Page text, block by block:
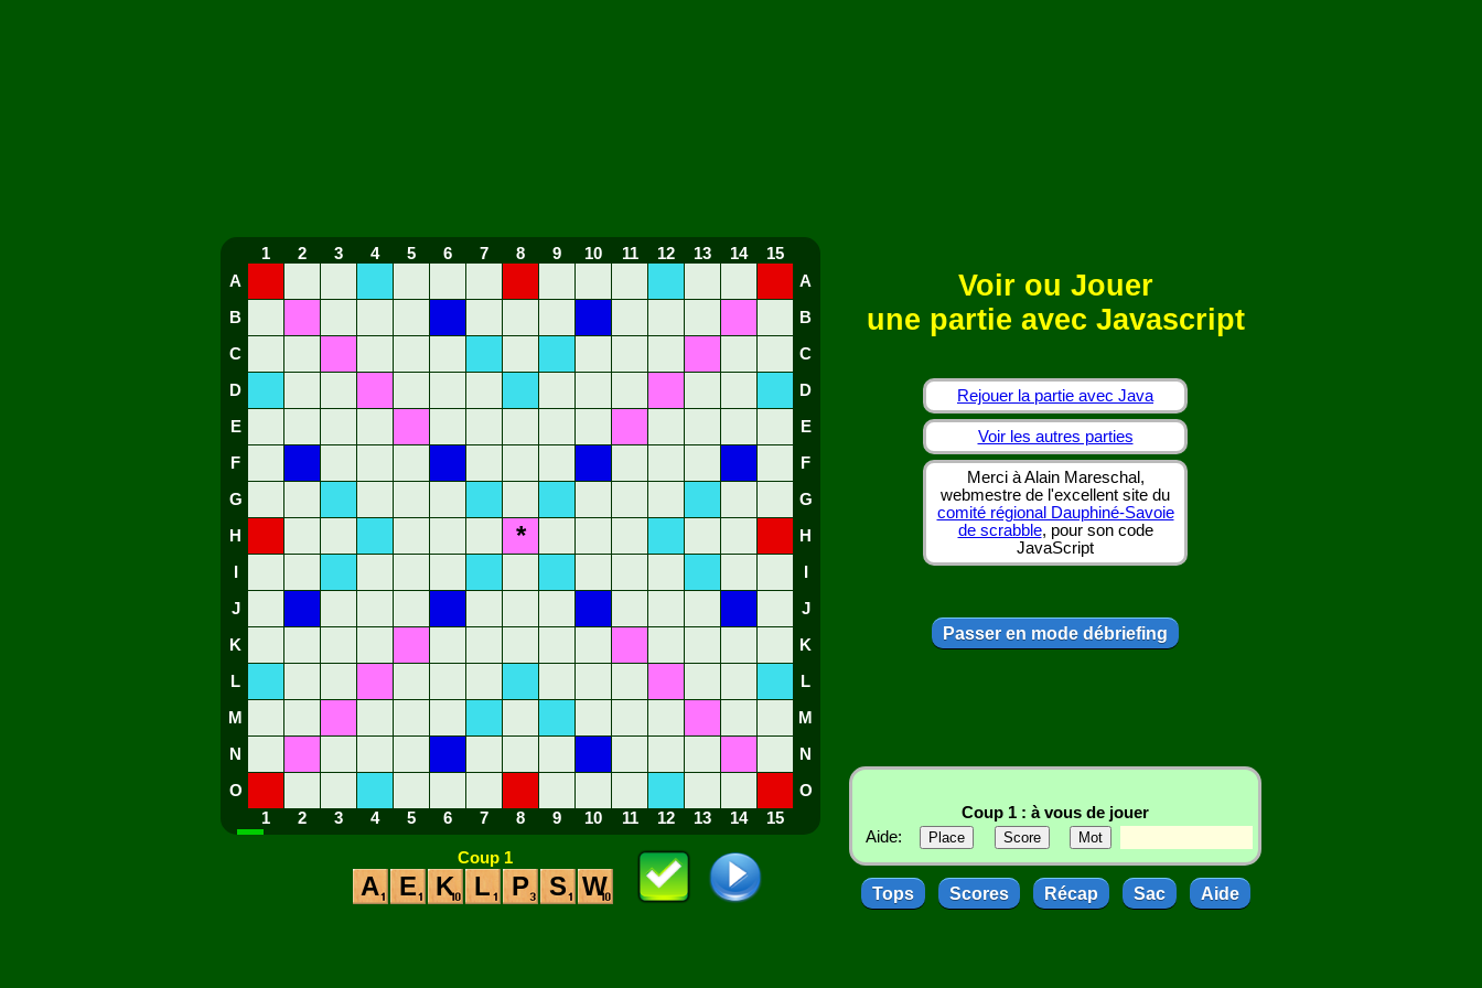
1 2 3 4 5 6 7 8 9 10 11 12 13 14
15
A
A
B B
C C
D D
E E
F F
G G
H * H
J J
K K
L L
M M
N N
O
O
1
2 3 4 5 6 7 8 9 10 11 12 13 14 15
Coup 1
A E K L P S W
Voir ou Jouer
une partie avec Javascript
Rejouer la partie avec Java
Voir les autres parties
Merci à Alain Mareschal,
webmestre de l'excellent site du
comité régional Dauphiné-Savoie
de scrabble, pour son code
JavaScript
Passer en mode débriefing
Coup 1 : à vous de jouer
Aide:
Tops Scores Récap Sac Aide